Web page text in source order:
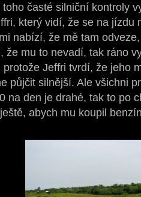
časté silniční kontroly
který vidí, že se na jízdu
nabízí, že mě tam
že mu to nevadí, tak ráno
protože Jeffri tvrdí, že jeho
půjčit silnější. Ale všichni
na den je drahé, tak to po
abych mu koupil